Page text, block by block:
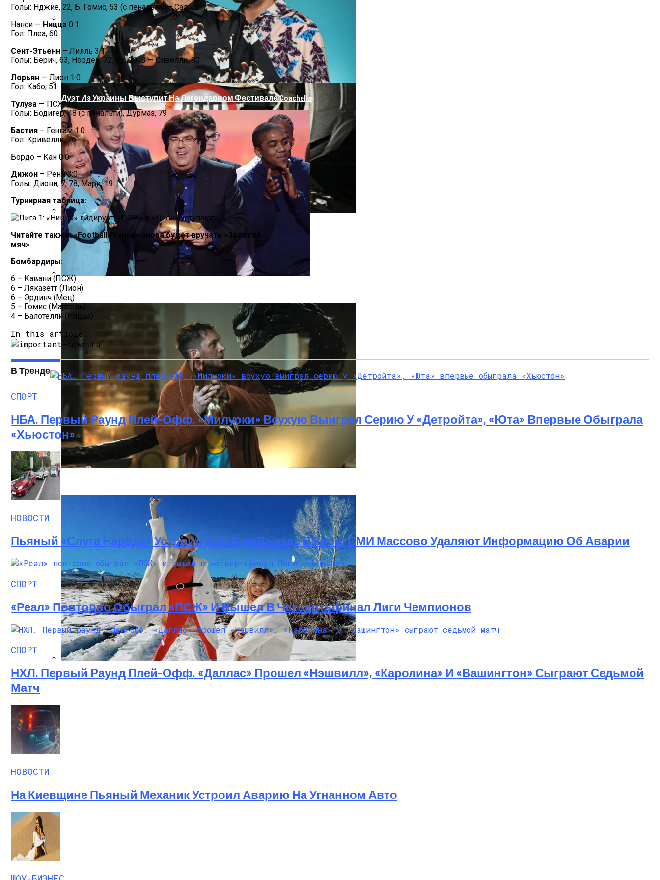
На Донбассе Во Время Тушения Пожара Погибли Двое Военных
Под Киевом Мотоцикл Влетел В Легковушку: Двое Погибших
Дуэт Из Украины Выступит На Легендарном Фестивале Coachella
Тёмная Сторона Детских Шоу: Куда Пропал Скандальный Создатель Никелодеона
Семейное Наследие: Кейт Хадсон Хранит Свои Наряды Для Дочери Рани
Голы: Нджие, 22, Б. Гомис, 53 (с пенальти) — Сала, 2
Нанси — Ницца 0:1
Гол: Плеа, 60
Сент-Этьенн – Лилль 3:1
Голы: Берич, 63, Норден, 72, Ру, 90+3 — Сивелли, 80
Лорьян — Лион 1:0
Гол: Кабо, 51
Тулуза — ПСЖ 2:0
Голы: Бодигер, 48 (с пенальти), Дурмаз, 79
Бастия – Генгам 1:0
Гол: Кривелли, 76
Бордо – Кан 0:0
Дижон – Ренн 3:0
Голы: Диони, 7, 78, Мари, 19
Турнирная таблица:
Читайте также: «Football France» снова будет вручать «Золотой
мяч»
Бомбардиры:
6 – Кавани (ПСЖ)
6 – Ляказетт (Лион)
6 – Эрдинч (Мец)
5 – Гомис (Марсель)
4 – Балотелли (Ницца)
In this article:
В Тренде
СПОРТ
НБА. Первый Раунд Плей-Офф. «Милуоки» Всухую Выиграл Серию У «Детройта», «Юта» Впервые Обыграла
«Хьюстон»
НОВОСТИ
Пьяный «слуга Народа» Устроил ДТП При Въезде В Киев: СМИ Массово Удаляют Информацию Об Аварии
СПОРТ
«Реал» Повторно Обыграл «ПСЖ» И Вышел В Четвертьфинал Лиги Чемпионов
СПОРТ
НХЛ. Первый Раунд Плей-Офф. «Даллас» Прошел «Нэшвилл», «Каролина» И «Вашингтон» Сыграют Седьмой
Матч
НОВОСТИ
На Киевщине Пьяный Механик Устроил Аварию На Угнанном Авто